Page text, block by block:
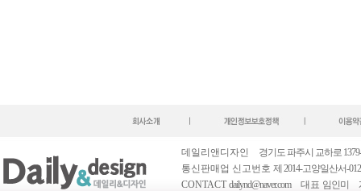
데일리앤디자인
경기도 파주시 교하로
통신판매업 신고번호 제 2014-고양일산서-
CONTACT dailynd@naver.com 대표 임인미